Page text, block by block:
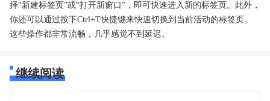
择“新建标签页”或“打开新窗口”，即可快速进入新的标签页。此外，
你还可以通过按下Ctrl+T快捷键来快速切换到当前活动的标签页。
这些操作都非常流畅，几乎感觉不到延迟。
继续阅读